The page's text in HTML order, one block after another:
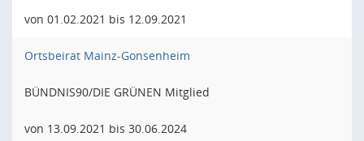
von 01.02.2021 bis 12.09.2021
Ortsbeirat Mainz-Gonsenheim
BÜNDNIS90/DIE GRÜNEN Mitglied
von 13.09.2021 bis 30.06.2024